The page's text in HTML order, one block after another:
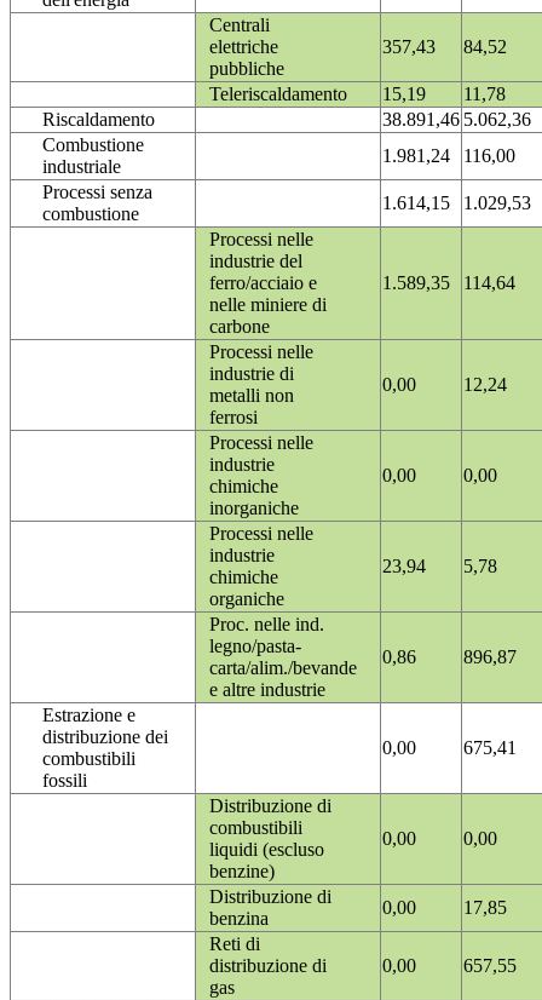
Centrali
elettriche
pubbliche
357,43 84,52
Teleriscaldamento 15,19
11,78
Riscaldamento
38.891,46 5.062,36
Combustione
industriale
1.981,24
116,00
Processi senza
combustione
1.614,15
1.029,53
Processi nelle
industrie del
ferro/acciaio e
nelle miniere di
carbone
1.589,35 114,64
Processi nelle
industrie di
metalli non
ferrosi
0,00 12,24
Processi nelle
industrie
chimiche
inorganiche
0,00 0,00
Processi nelle
industrie
chimiche
organiche
23,94 5,78
Proc. nelle ind.
legno/pasta-
carta/alim./bevande
e altre industrie
0,86 896,87
Estrazione e
distribuzione dei
combustibili
fossili
0,00 675,41
Distribuzione di
combustibili
liquidi (escluso
benzine)
0,00 0,00
Distribuzione di
benzina
0,00
17,85
Reti di
distribuzione di
gas
0,00 657,55